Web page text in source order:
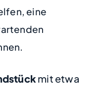
eine
mit etwa